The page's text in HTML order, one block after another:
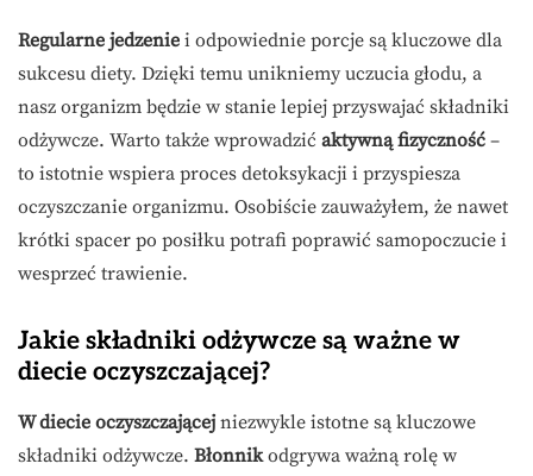
Regularne jedzenie i odpowiednie porcje są kluczowe dla
sukcesu diety. Dzięki temu unikniemy uczucia głodu, a
nasz organizm będzie w stanie lepiej przyswajać składniki
odżywcze. Warto także wprowadzić aktywną fizyczność –
to istotnie wspiera proces detoksykacji i przyspiesza
oczyszczanie organizmu. Osobiście zauważyłem, że nawet
krótki spacer po posiłku potrafi poprawić samopoczucie i
wesprzeć trawienie.
Jakie składniki odżywcze są ważne w
diecie oczyszczającej?
W diecie oczyszczającej niezwykle istotne są kluczowe
składniki odżywcze. Błonnikodgrywa ważną rolę w